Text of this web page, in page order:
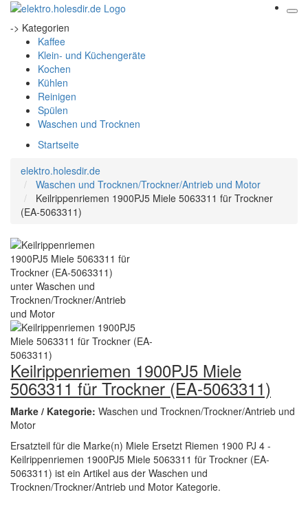
-> Kategorien
Kaffee
Klein- und Küchengeräte
Kochen
Kühlen
Reinigen
Spülen
Waschen und Trocknen
Startseite
elektro.holesdir.de
Waschen und Trocknen/Trockner/Antrieb und Motor
Keilrippenriemen 1900PJ5 Miele 5063311 für Trockner
(EA-5063311)
Keilrippenriemen 1900PJ5 Miele
5063311 für Trockner (EA-5063311)
Marke / Kategorie: Waschen und Trocknen/Trockner/Antrieb und
Motor
Ersatzteil für die Marke(n) Miele Ersetzt Riemen 1900 PJ 4 -
Keilrippenriemen 1900PJ5 Miele 5063311 für Trockner (EA-
5063311) ist ein Artikel aus der Waschen und
Trocknen/Trockner/Antrieb und Motor Kategorie.